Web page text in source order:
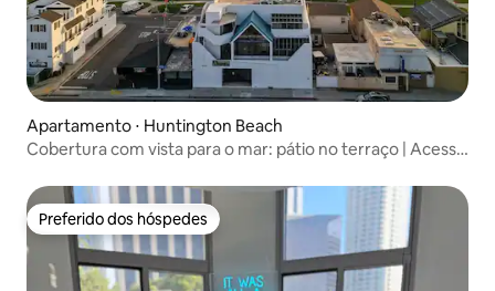
Apartamento ⋅ Huntington Beach
Cobertura com vista para o mar: pátio no terraço | Acesso
Preferido dos hóspedes
Preferido dos hóspedes